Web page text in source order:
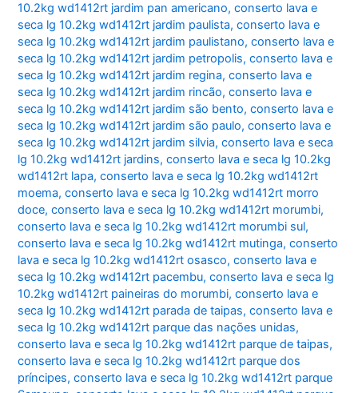
10.2kg wd1412rt jardim pan americano,conserto lava e
seca lg 10.2kg wd1412rt jardim paulista,conserto lava e
seca lg 10.2kg wd1412rt jardim paulistano,conserto lava e
seca lg 10.2kg wd1412rt jardim petropolis,conserto lava e
seca lg 10.2kg wd1412rt jardim regina,conserto lava e
seca lg 10.2kg wd1412rt jardim rincão,conserto lava e
seca lg 10.2kg wd1412rt jardim são bento,conserto lava e
seca lg 10.2kg wd1412rt jardim são paulo,conserto lava e
seca lg 10.2kg wd1412rt jardim silvia,conserto lava e seca
lg 10.2kg wd1412rt jardins,conserto lava e seca lg 10.2kg
wd1412rt lapa,conserto lava e seca lg 10.2kg wd1412rt
moema,conserto lava e seca lg 10.2kg wd1412rt morro
doce,conserto lava e seca lg 10.2kg wd1412rt morumbi,
conserto lava e seca lg 10.2kg wd1412rt morumbi sul,
conserto lava e seca lg 10.2kg wd1412rt mutinga,conserto
lava e seca lg 10.2kg wd1412rt osasco,conserto lava e
seca lg 10.2kg wd1412rt pacembu,conserto lava e seca lg
10.2kg wd1412rt paineiras do morumbi,conserto lava e
seca lg 10.2kg wd1412rt parada de taipas,conserto lava e
seca lg 10.2kg wd1412rt parque das nações unidas,
conserto lava e seca lg 10.2kg wd1412rt parque de taipas,
conserto lava e seca lg 10.2kg wd1412rt parque dos
príncipes,conserto lava e seca lg 10.2kg wd1412rt parque